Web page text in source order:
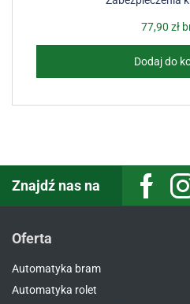
77,90 zł
Dodaj do
Znajdź nas na Facebook
Oferta
Automatyka bram
Automatyka rolet